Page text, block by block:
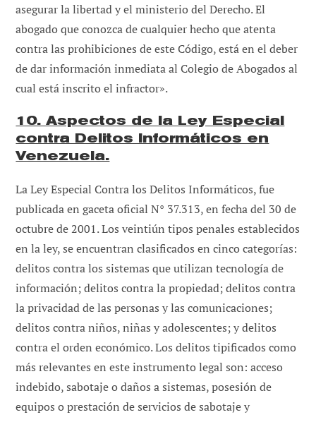
asegurar la libertad y el ministerio del Derecho. El
abogado que conozca de cualquier hecho que atenta
contra las prohibiciones de este Código, está en el deber
de dar información inmediata al Colegio de Abogados al
cual está inscrito el infractor».
10. Aspectos de la Ley Especial
contra Delitos Informáticos en
Venezuela.
La Ley Especial Contra los Delitos Informáticos, fue
publicada en gaceta oficial N° 37.313, en fecha del 30 de
octubre de 2001. Los veintiún tipos penales establecidos
en la ley, se encuentran clasificados en cinco categorías:
delitos contra los sistemas que utilizan tecnología de
información; delitos contra la propiedad; delitos contra
la privacidad de las personas y las comunicaciones;
delitos contra niños, niñas y adolescentes; y delitos
contra el orden económico. Los delitos tipificados como
más relevantes en este instrumento legal son: acceso
indebido, sabotaje o daños a sistemas, posesión de
equipos o prestación de servicios de sabotaje y